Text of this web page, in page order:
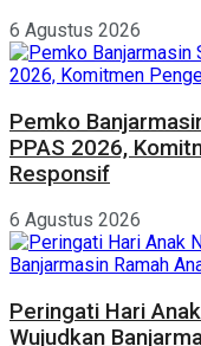
6 Agustus 2026
Pemko
PPAS 2026,
Responsif
6 Agustus 2026
Peringati Hari
Wujudkan